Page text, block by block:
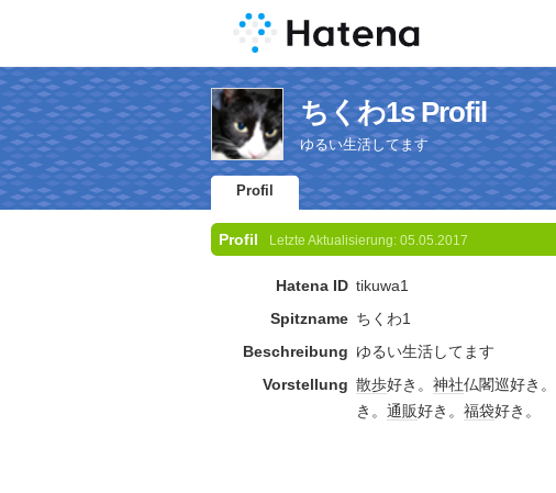
ちくわ1s Profil
ゆるい生活してます
Profil
Profil Letzte Aktualisierung: 05.05.2017
Hatena ID tikuwa1
Spitzname ちくわ1
Beschreibung ゆるい生活してます
Vorstellung 散歩好き。 神社仏閣巡好き。
き。 通販好き。 福袋好き。